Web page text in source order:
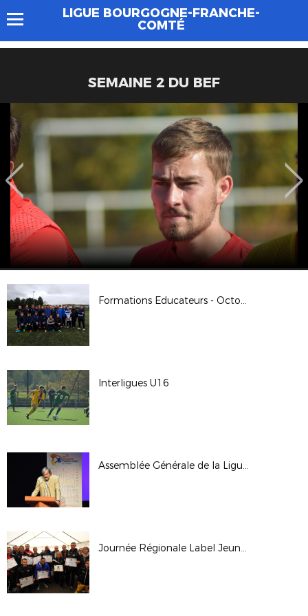
LIGUE BOURGOGNE-FRANCHE-
COMTÉ
SEMAINE 2 DU BEF
Formations Educateurs - Octobre 2017
Interligues U16
Assemblée Générale de la Ligue - Octobre 2017
Journée Régionale Label Jeunes